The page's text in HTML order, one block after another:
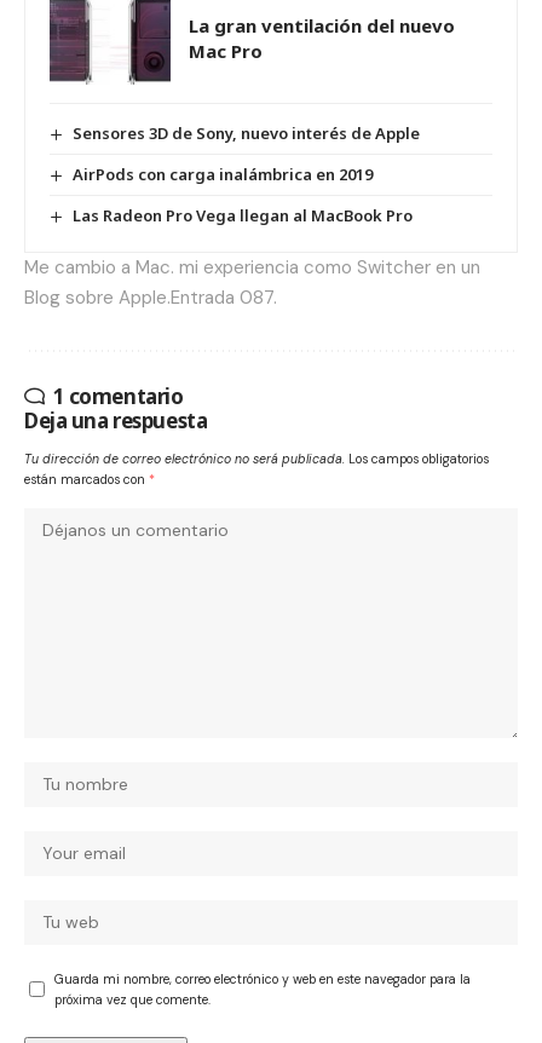
La gran ventilación del nuevo
Mac Pro
Sensores 3D de Sony, nuevo interés de Apple
AirPods con carga inalámbrica en 2019
Las Radeon Pro Vega llegan al MacBook Pro
Me cambio a Mac. mi experiencia como Switcher en un
Blog sobre Apple.Entrada 087.
1 comentario
Deja una respuesta
Tu dirección de correo electrónico no será publicada. Los campos obligatorios
están marcados con *
Guarda mi nombre, correo electrónico y web en este navegador para la
próxima vez que comente.